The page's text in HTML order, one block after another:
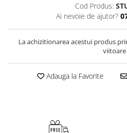
Cod Produs:
Ai nevoie de ajutor?
La achizitionarea acestui produs
viitoare
Adauga la Favorite